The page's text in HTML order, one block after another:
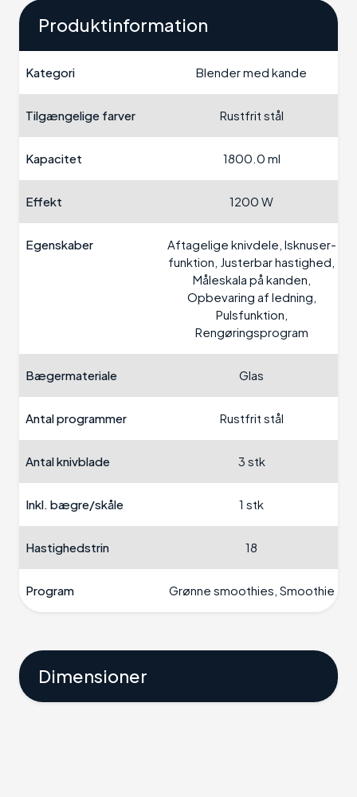
Produktinformation
Kategori Blender med kande
Tilgængelige farver Rustfrit stål
Kapacitet 1800.0 ml
Effekt 1200 W
Egenskaber
Aftagelige knivdele, Isknuser-
funktion, Justerbar hastighed,
Måleskala på kanden,
Opbevaring af ledning,
Pulsfunktion,
Rengøringsprogram
Bægermateriale Glas
Antal programmer Rustfrit stål
Antal knivblade 3 stk
Inkl. bægre/skåle 1 stk
Hastighedstrin 18
Program Grønne smoothies, Smoothie
Dimensioner